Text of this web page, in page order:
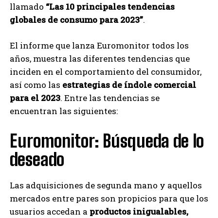
llamado “Las 10 principales tendencias
globales de consumo para 2023”.
El informe que lanza Euromonitor todos los
años, muestra las diferentes tendencias que
inciden en el comportamiento del consumidor,
así como las estrategias de índole comercial
para el 2023. Entre las tendencias se
encuentran las siguientes:
Euromonitor: Búsqueda de lo
deseado
Las adquisiciones de segunda mano y aquellos
mercados entre pares son propicios para que los
usuarios accedan a productos inigualables,